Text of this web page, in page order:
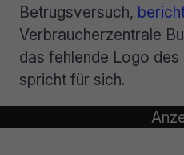
Betrugsversuch,
Verbraucherzentrale
das fehlende Logo des
spricht für sich.